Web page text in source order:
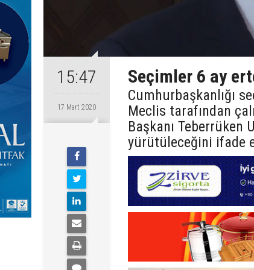
15:47
17 Mart 2020
Seçimler 6 ay
Cumhurbaşkanlığı
Meclis tarafından
Başkanı Teberrüken
yürütüleceğini ifade